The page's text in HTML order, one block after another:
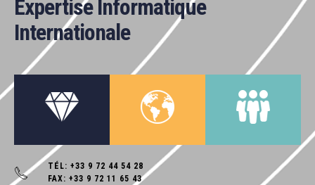
Expertise Informatique
Internationale
TÉL: +33 9 72 44 54 28
FAX: +33 9 72 11 65 43